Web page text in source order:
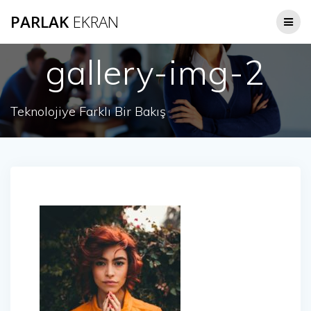
PARLAK EKRAN
gallery-img-2
Teknolojiye Farklı Bir Bakış